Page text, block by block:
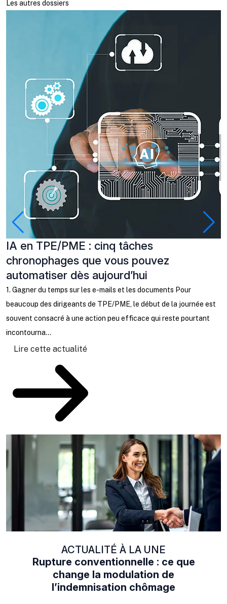
Les autres dossiers
IA en TPE/PME : cinq tâches
chronophages que vous pouvez
automatiser dès aujourd’hui
1. Gagner du temps sur les e-mails et les documents Pour
beaucoup des dirigeants de TPE/PME, le début de la journée est
souvent consacré à une action peu efficace qui reste pourtant
incontourna...
Lire cette actualité
ACTUALITÉ À LA UNE
Rupture conventionnelle : ce que
change la modulation de
l’indemnisation chômage